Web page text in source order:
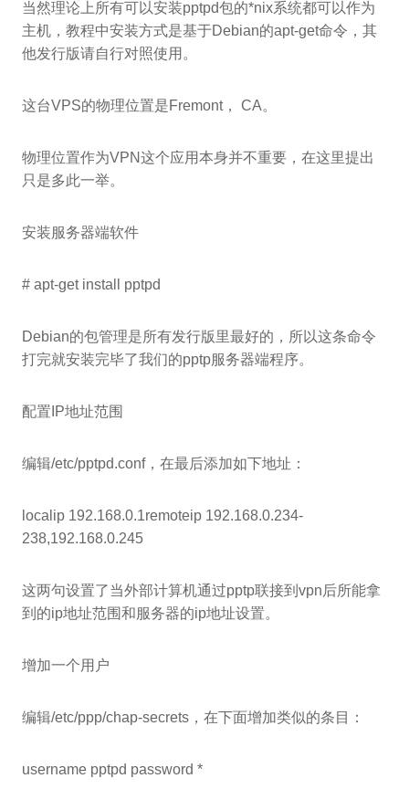
当然理论上所有可以安装pptpd包的*nix系统都可以作为
主机，教程中安装方式是基于Debian的apt-get命令，其
他发行版请自行对照使用。
这台VPS的物理位置是Fremont， CA。
物理位置作为VPN这个应用本身并不重要，在这里提出
只是多此一举。
安装服务器端软件
# apt-get install pptpd
Debian的包管理是所有发行版里最好的，所以这条命令
打完就安装完毕了我们的pptp服务器端程序。
配置IP地址范围
编辑/etc/pptpd.conf，在最后添加如下地址：
localip 192.168.0.1remoteip 192.168.0.234-
238,192.168.0.245
这两句设置了当外部计算机通过pptp联接到vpn后所能拿
到的ip地址范围和服务器的ip地址设置。
增加一个用户
编辑/etc/ppp/chap-secrets，在下面增加类似的条目：
username pptpd password *